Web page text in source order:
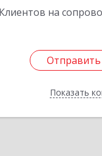
Клиентов на
Отправить
Показать
Отправить